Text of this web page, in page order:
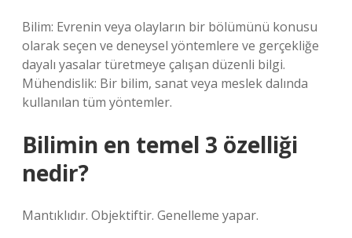
Bilim: Evrenin veya olayların bir bölümünü konusu
olarak seçen ve deneysel yöntemlere ve gerçekliğe
dayalı yasalar türetmeye çalışan düzenli bilgi.
Mühendislik: Bir bilim, sanat veya meslek dalında
kullanılan tüm yöntemler.
Bilimin en temel 3 özelliği
nedir?
Mantıklıdır. Objektiftir. Genelleme yapar.